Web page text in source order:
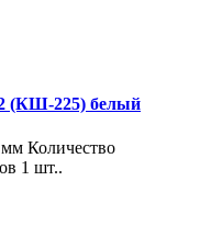
(КШ-225) белый
Количество
1 шт..